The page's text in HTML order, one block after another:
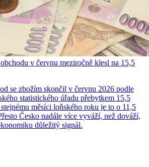
v červnu meziročně klesl na 15,5
se zbožím skončil v červnu 2026 podle
statistického úřadu přebytkem 15,5
měsíci loňského roku je to o 11,5
Česko nadále více vyváží, než dováží,
důležitý signál.